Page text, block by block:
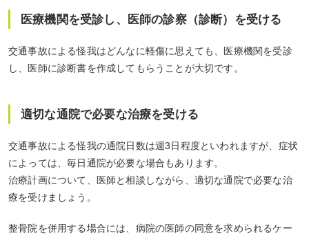
医療機関を受診し、医師の診察（診断）を受ける
交通事故による怪我はどんなに軽傷に思えても、医療機関を受診
し、医師に診断書を作成してもらうことが大切です。
適切な通院で必要な治療を受ける
交通事故による怪我の通院日数は週3日程度といわれますが、症状
によっては、毎日通院が必要な場合もあります。
治療計画について、医師と相談しながら、適切な通院で必要な治
療を受けましょう。
整骨院を併用する場合には、病院の医師の同意を求められるケー